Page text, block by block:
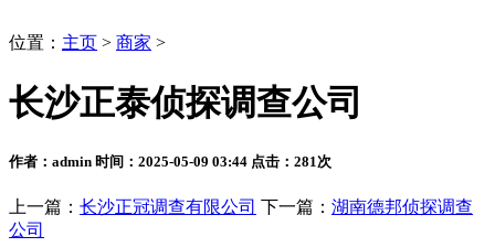
位置： 主页 > 商家 >
长沙正泰侦探调查公司
作者：admin 时间：2025-05-09 03:44 点击：281次
上一篇： 长沙正冠调查有限公司 下一篇： 湖南德邦侦探调查
公司